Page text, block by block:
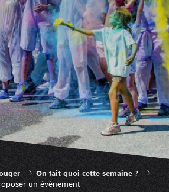
On fait quoi cette semaine ?
un événement